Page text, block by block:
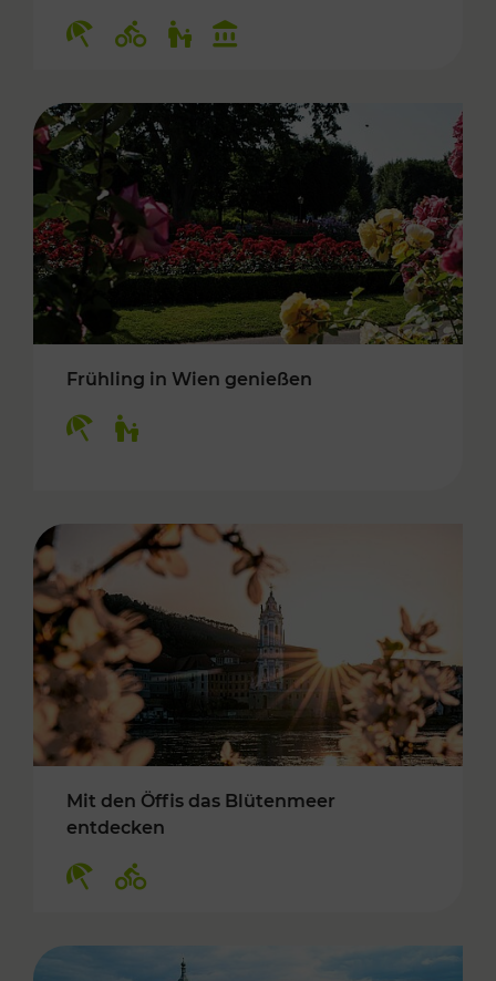
Frühling in Wien genießen
Mit den Öffis das Blütenmeer
entdecken